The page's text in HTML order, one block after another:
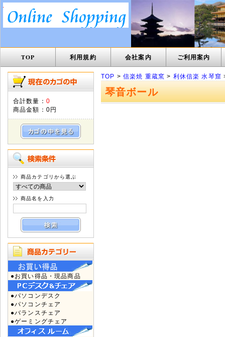
TOP 利用規約 会社案内 ご利用案内
合計数量： 0
商品金額： 0円
商品カテゴリから選ぶ
商品名を入力
●お買い得品・現品商品
●パソコンデスク
●パソコンチェア
●バランスチェア
●ゲーミングチェア
TOP > 信楽焼 重蔵窯 > 利休信楽 水琴窟
琴音ボール